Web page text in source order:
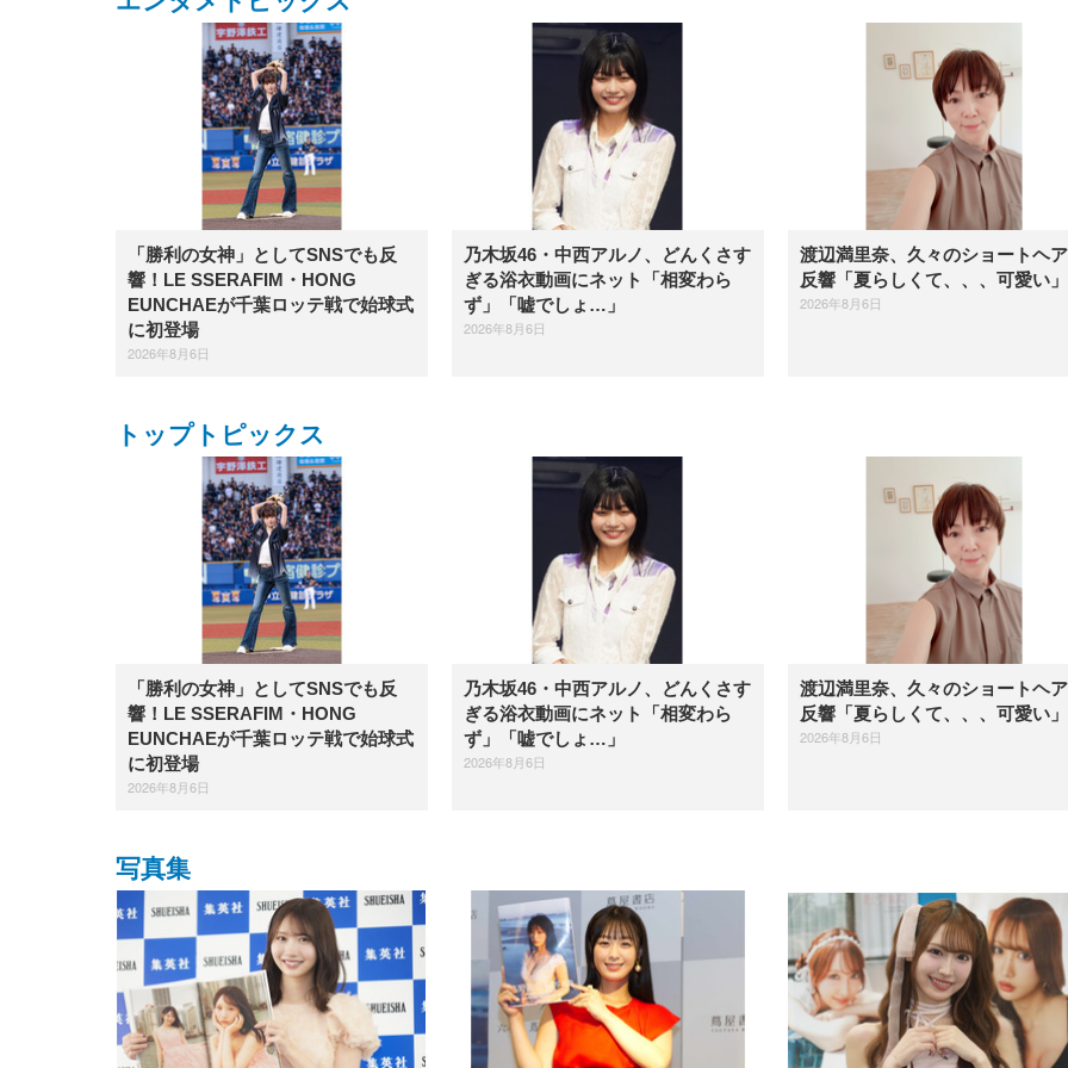
「勝利の女神」としてSNSでも反
響！LE SSERAFIM・HONG
EUNCHAEが千葉ロッテ戦で始球式
に初登場
2026年8月6日
乃木坂46・中西アルノ、どんくさす
ぎる浴衣動画にネット「相変わら
ず」「嘘でしょ…」
2026年8月6日
渡辺満里奈、久々のショートヘ
反響「夏らしくて、、、可愛い」
2026年8月6日
トップトピックス
「勝利の女神」としてSNSでも反
響！LE SSERAFIM・HONG
EUNCHAEが千葉ロッテ戦で始球式
に初登場
2026年8月6日
乃木坂46・中西アルノ、どんくさす
ぎる浴衣動画にネット「相変わら
ず」「嘘でしょ…」
2026年8月6日
渡辺満里奈、久々のショートヘ
反響「夏らしくて、、、可愛い」
2026年8月6日
写真集